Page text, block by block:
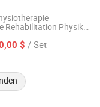
Rehabilitation Physik
$ / Set
Ltd.